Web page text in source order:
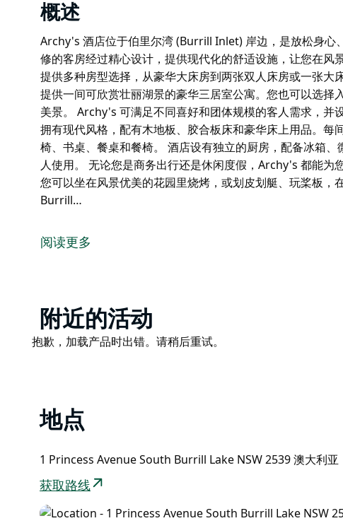
概述
Archy's 酒店位于伯里尔湾 (Burrill Inlet) 岸边，是放松身心
修的客房经过精心设计，提供现代化的舒适设施，让您在风
提供多种房型选择，从豪华大床房到两张双人床房或一张大
提供一间可欣赏壮丽湖景的豪华三居室公寓。您也可以选择
美景。 Archy's 可满足不同喜好和团体规模的客人需求，并
拥有现代风格，配有木地板、胶合板床和豪华床上用品。每
椅、书桌、餐桌和餐椅。 酒店设有独立的厨房，配备冰箱
人使用。 无论您是商务出行还是休闲度假，Archy's 都能为
您可以坐在风景优美的花园里烧烤，或划皮划艇、玩桨板，
Burrill…
修的客房经过精心设计，提供现代化的舒适设施，让您在风
Archy's 可满足不同喜好和团体规模的客人需求，并设有两
客房拥有现代风格，配有木地板、胶合板床和豪华床上用品
无论您是商务出行还是休闲度假，Archy's 都能为您提供丰
在风景优美的花园里烧烤，或划皮划艇、玩桨板，在海湾垂
阅读更多
Product
List
附近的活动
Product
抱歉，加载产品时出错。请稍后重试。
地点
1 Princess Avenue South Burrill Lake NSW 2539 澳大利亚
获取路线